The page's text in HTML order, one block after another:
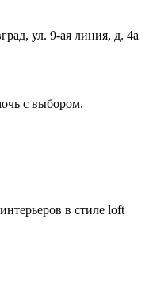
ул. 9-ая линия, д. 4а
с выбором.
в стиле loft